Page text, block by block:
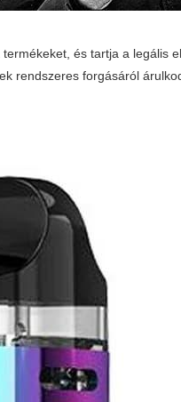
és tartja a legális
rendszeres forgásáról